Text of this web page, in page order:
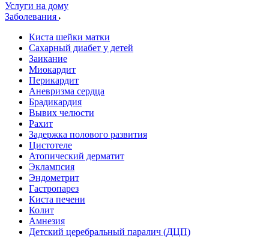
Услуги на дому
Заболевания
Киста шейки матки
Сахарный диабет у детей
Заикание
Миокардит
Перикардит
Аневризма сердца
Брадикардия
Вывих челюсти
Рахит
Задержка полового развития
Цистотеле
Атопический дерматит
Эклампсия
Эндометрит
Гастропарез
Киста печени
Колит
Амнезия
Детский церебральный паралич (ДЦП)